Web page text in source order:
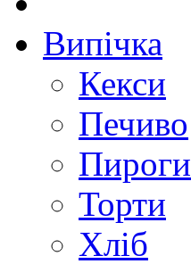
Випічка
Кекси
Печиво
Пироги
Торти
Хліб